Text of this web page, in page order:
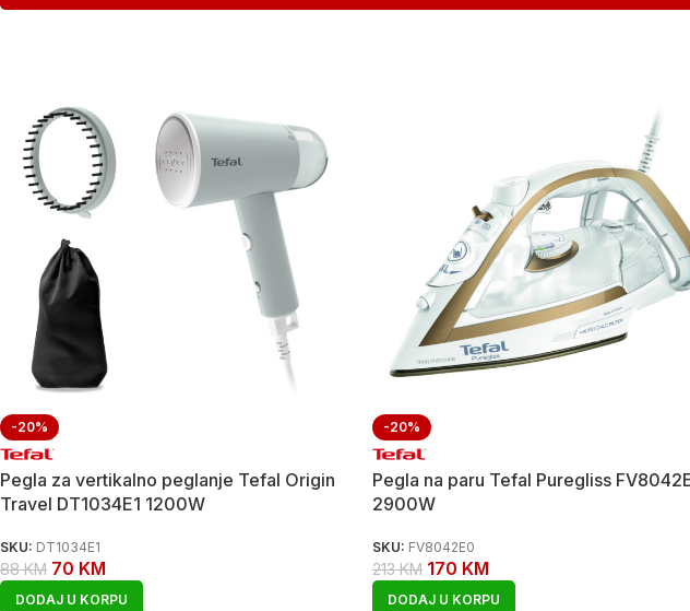
-20%
Pegla za vertikalno peglanje Tefal Origin
Travel DT1034E1 1200W
SKU: DT1034E1
88KM 70 KM
DODAJ U KORPU
-20%
Pegla na paru Tefal Puregliss
2900W
SKU: FV8042E0
213KM 170 KM
DODAJ U KORPU